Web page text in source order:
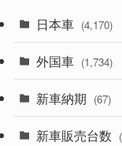
日本車 (4,170)
(1,320)
(329)
(525)
外国車 (1,734)
新車納期 (67)
新車販売台数